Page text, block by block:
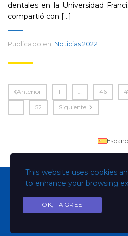
dentales en la Universidad
compartió con [...]
Publicado en: Noticias 2022
Anterior 1 … 46
…
52 Siguiente
Copyright © Todos los
This website uses cookies
to enhance your browsing
OK, I AGREE